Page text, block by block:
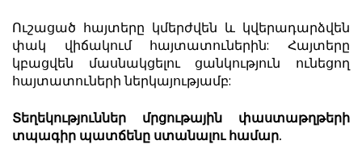
Ուշացած հայտերը կմերժվեն և կվերադարձվեն
փակ վիճակում հայտատուներին: Հայտերը
կբացվեն մասնակցելու ցանկություն ունեցող
հայտատուների ներկայությամբ:
Տեղեկություններ մրցութային փաստաթղթերի
տպագիր պատճենը ստանալու համար.